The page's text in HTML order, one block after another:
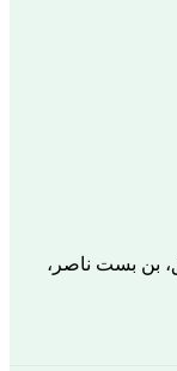
بن بست ناصر،